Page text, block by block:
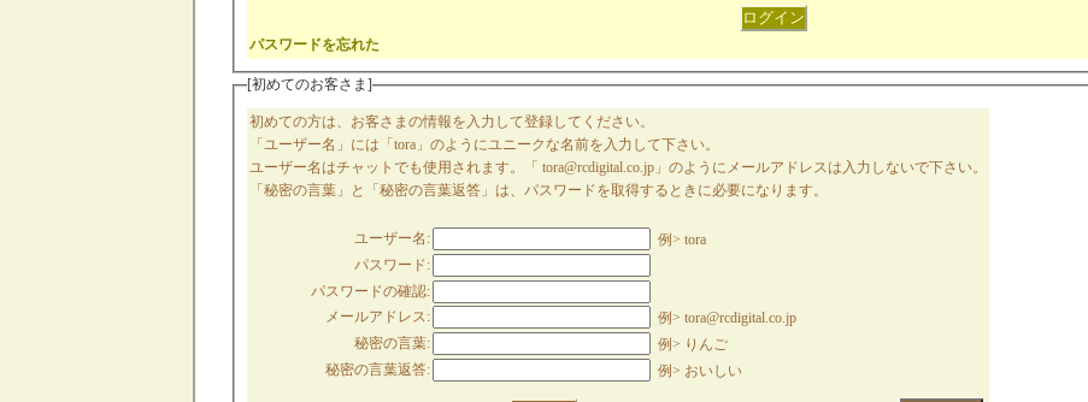
パスワードを忘れた
[初めてのお客さま]
初めての方は、お客さまの情報を入力して登録してください。
「ユーザー名」には「tora」のようにユニークな名前を入力して下さい。
ユーザー名はチャットでも使用されます。「 tora@rcdigital.co.jp」のようにメールアドレスは入力しないで下さい。
「秘密の言葉」と「秘密の言葉返答」は、パスワードを取得するときに必要になります。
ユーザー名:
例> tora
パスワード:
パスワードの確認:
メールアドレス:
例> tora@rcdigital.co.jp
秘密の言葉:
例> りんご
秘密の言葉返答:
例> おいしい